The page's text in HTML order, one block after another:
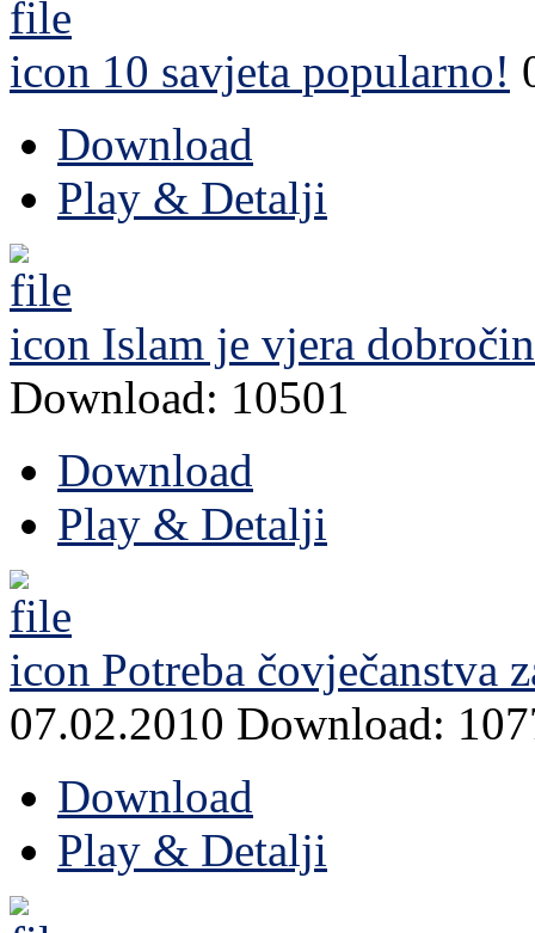
10 savjeta popularno!
Download
Play & Detalji
Islam je vjera
Download: 10501
Download
Play & Detalji
Potreba čovječanstva
07.02.2010 Download:
Download
Play & Detalji